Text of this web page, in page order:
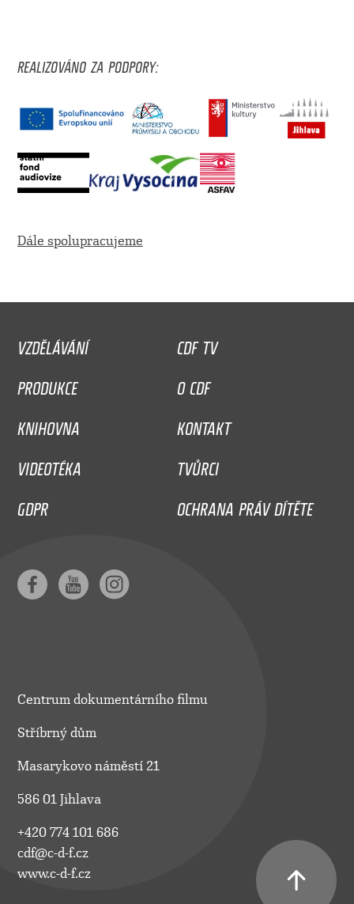
REALIZOVÁNO ZA PODPORY:
Dále spolupracujeme
VZDĚLÁVÁNÍ
CDF TV
PRODUKCE
O CDF
KNIHOVNA
KONTAKT
VIDEOTÉKA
TVŮRCI
GDPR
OCHRANA PRÁV DÍTĚTE
Centrum dokumentárního filmu
Stříbrný dům
Masarykovo náměstí 21
586 01 Jihlava
+420 774 101 686
cdf@c-d-f.cz
www.c-d-f.cz